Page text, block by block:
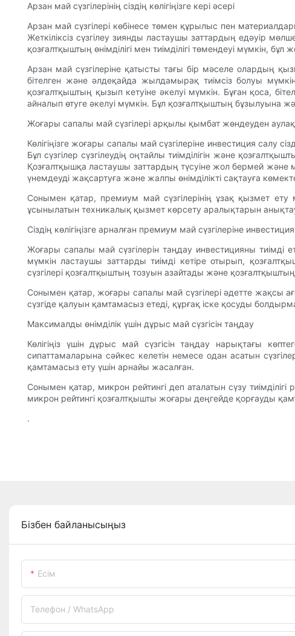
Арзан май сүзгілерінің сіздің көлігіңізге кері әсері
Арзан май сүзгілері көбінесе төмен құрылыс пен
Жеткіліксіз сүзгілеу зиянды ластаушы заттардың едәуір
қозғалтқыштың өнімділігі мен тиімділігі төмендеуі мүмкін,
Арзан май сүзгілеріне қатысты тағы бір мәселе олардың
бітелген және әлдеқайда жылдамырақ тиімсіз болуы
қозғалтқыштың қызып кетуіне әкелуі мүмкін. Бұған қоса,
айналып өтуге әкелуі мүмкін. Бұл қозғалтқыштың бұзылуына
Жоғары сапалы май сүзгілері арқылы қымбат жөндеуден
Көлігіңізге жоғары сапалы май сүзгілеріне инвестиция
Бұл сүзгілер сүзгілеудің оңтайлы тиімділігін және
Қозғалтқышқа ластаушы заттардың түсуіне жол бермей және
үнемдеуді жақсартуға және жалпы өнімділікті сақтауға
Сонымен қатар, премиум май сүзгілерінің ұзақ қызмет ету
ұсынылатын техникалық қызмет көрсету аралықтарын
Сіздің көлігіңізге арналған премиум май сүзгілеріне
Жоғары сапалы май сүзгілерін таңдау инвестицияны тиімді
мүмкін ластаушы заттарды тиімді кетіре отырып,
сүзгілері қозғалтқыштың тозуын азайтады және
Сонымен қатар, жоғары сапалы май сүзгілері әдетте жақсы
сүзгіде қалуын қамтамасыз етеді, құрғақ іске қосуды
Максималды өнімділік үшін дұрыс май сүзгісін таңдау
Көлігіңіз үшін дұрыс май сүзгісін таңдау нарықтағы
сипаттамаларына сәйкес келетін немесе одан асатын
қамтамасыз ету үшін арнайы жасалған.
Сонымен қатар, микрон рейтингі деп аталатын сүзу
микрон рейтингі қозғалтқышты жоғары деңгейде қорғауды
.
Бізбен байланысыңыз
Есім
Телефон / WhatsApp